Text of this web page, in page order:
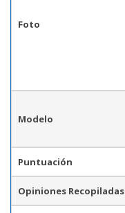
Foto
Modelo
Puntuación
Opiniones Recopiladas